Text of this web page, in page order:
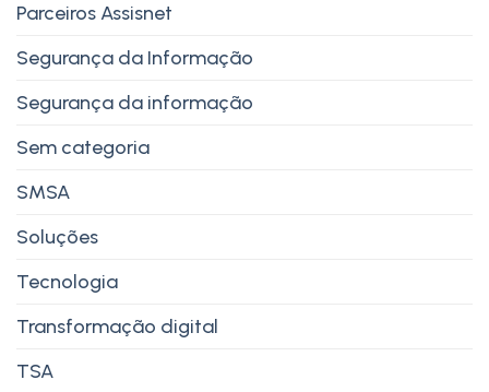
Parceiros Assisnet
Segurança da Informação
Segurança da informação
Sem categoria
SMSA
Soluções
Tecnologia
Transformação digital
TSA